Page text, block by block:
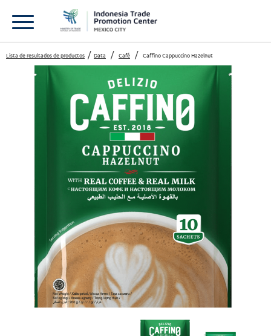
Lista de resultados de productos Data Café Caffino Cappuccino Hazelnut